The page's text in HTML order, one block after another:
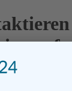
Seil